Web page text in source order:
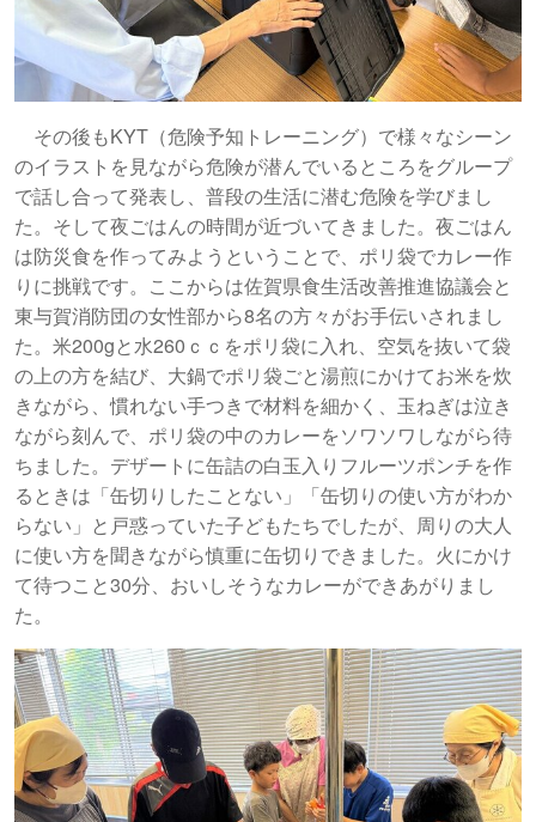
その後もKYT（危険予知トレーニング）で様々なシーン
のイラストを見ながら危険が潜んでいるところをグループ
で話し合って発表し、普段の生活に潜む危険を学びまし
た。そして夜ごはんの時間が近づいてきました。夜ごはん
は防災食を作ってみようということで、ポリ袋でカレー作
りに挑戦です。ここからは佐賀県食生活改善推進協議会と
東与賀消防団の女性部から8名の方々がお手伝いされまし
た。米200gと水260ｃｃをポリ袋に入れ、空気を抜いて袋
の上の方を結び、大鍋でポリ袋ごと湯煎にかけてお米を炊
きながら、慣れない手つきで材料を細かく、玉ねぎは泣き
ながら刻んで、ポリ袋の中のカレーをソワソワしながら待
ちました。デザートに缶詰の白玉入りフルーツポンチを作
るときは「缶切りしたことない」「缶切りの使い方がわか
らない」と戸惑っていた子どもたちでしたが、周りの大人
に使い方を聞きながら慎重に缶切りできました。火にかけ
て待つこと30分、おいしそうなカレーができあがりまし
た。